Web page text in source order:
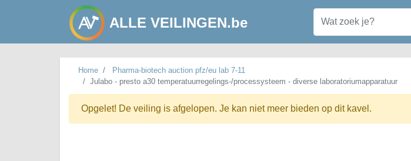
ALLE VEILINGEN.be
Home
Pharma-biotech auction pfz/eu lab 7-11
Julabo - presto a30 temperatuurregelings-/processysteem - diverse laboratoriumapparatuur
Opgelet! De veiling is afgelopen. Je kan niet meer bieden op dit kavel.